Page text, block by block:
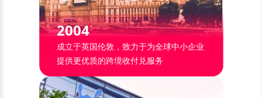
2004
成立于英国伦敦，致力于为全球中小企业
提供更优质的跨境收付兑服务